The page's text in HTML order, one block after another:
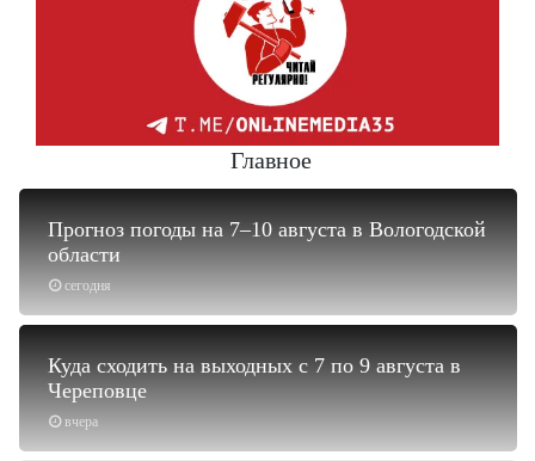
Главное
сегодня
Прогноз погоды на 7–10 августа в Вологодской
области
вчера
Куда сходить на выходных с 7 по 9 августа в
Череповце